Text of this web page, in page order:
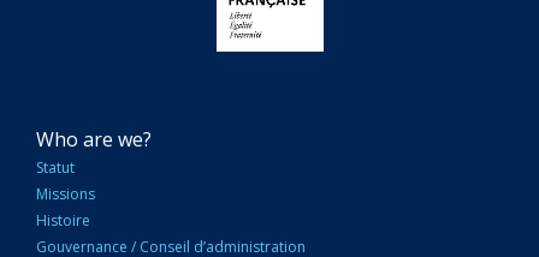
NAVIGATION
PRINCIPALE
Who are we?
Statut
Missions
Histoire
Gouvernance / Conseil d’administration